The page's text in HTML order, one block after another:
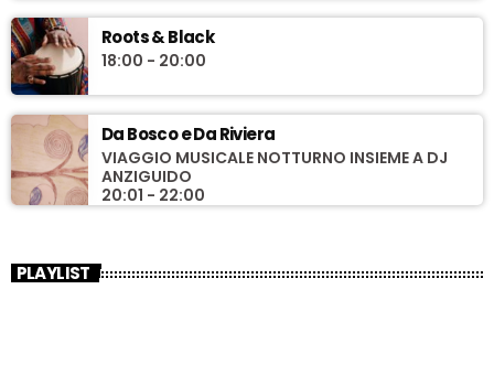
Roots & Black
18:00 - 20:00
Da Bosco e Da Riviera
VIAGGIO MUSICALE NOTTURNO INSIEME A DJ
ANZIGUIDO
20:01 - 22:00
PLAYLIST